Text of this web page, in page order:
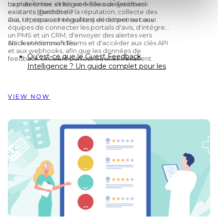
monde entier, et les workflows de feedback
existants (gestion de la réputation, collecte des
avis, réponses et enquêtes) en restent au cœur.
La plateforme s'intègre-t-elle aux systèmes
existants d'un hôtel ?
Oui. Un espace Intégrations dédié permet aux
équipes de connecter les portails d'avis, d'intégrer
un PMS et un CRM, d'envoyer des alertes vers
Slack et Microsoft Teams et d'accéder aux clés API
et aux webhooks, afin que les données de
feedback circulent partout où elles travaillent.
Articles recommandés
Qu'est-ce que le Guest Feedback
Intelligence ? Un guide complet pour les
de retour client ont inspiré la rénovation
Customer Alliance pour gérer le retour
client sur près de 60 hôtels
VIEW NOW